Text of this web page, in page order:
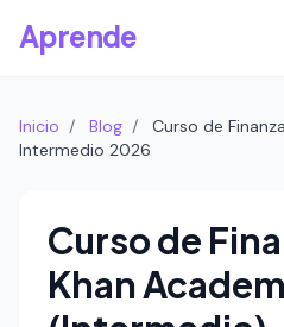
Aprende
Inicio / Blog /
Curso de
Intermedio 2026
Curso de
Khan